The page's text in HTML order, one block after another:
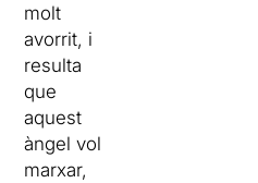
molt
avorrit, i
resulta
que
aquest
àngel vol
marxar,